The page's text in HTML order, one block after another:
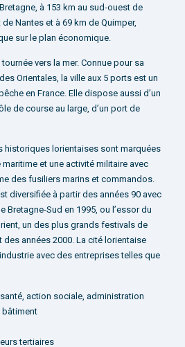
à 153 km au sud-ouest de
de Nantes et à 69 km de Quimper,
sur le plan économique.
vers la mer. Connue pour sa
Orientales, la ville aux 5 ports est un
en France. Elle dispose aussi d’un
de course au large, d’un port de
historiques lorientaises sont marquées
et une activité militaire avec
des fusiliers marins et commandos.
diversifiée à partir des années 90 avec
Bretagne-Sud en 1995, ou l’essor du
un des plus grands festivals de
années 2000. La cité lorientaise
avec des entreprises telles que
action sociale, administration
bâtiment
tertiaires